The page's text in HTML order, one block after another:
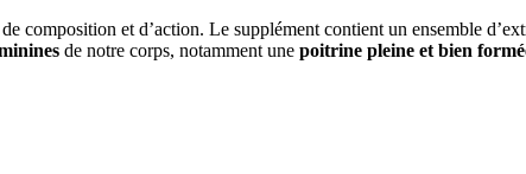
composition et d’action. Le supplément contient un ensemble
de notre corps, notamment une poitrine pleine et bien